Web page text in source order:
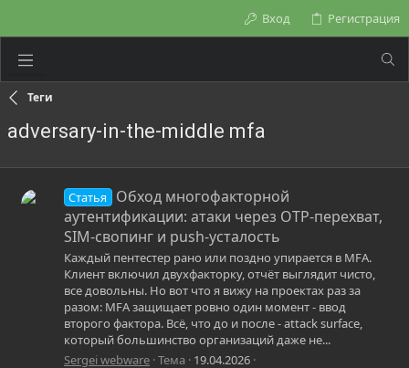
Вход Регистрация
Теги
adversary-in-the-middle mfa
Статья
Обход многофакторной
аутентификации: атаки через OTP-перехват,
SIM-свопинг и push-усталость
Каждый пентестер рано или поздно упирается в MFA.
Клиент включил двухфакторку, отчёт выглядит чисто,
все довольны. Но вот что я вижу на проектах раз за
разом: MFA защищает ровно один момент - ввод
второго фактора. Всё, что до и после - attack surface,
который большинство организаций даже не...
Sergei webware Тема 19.04.2026